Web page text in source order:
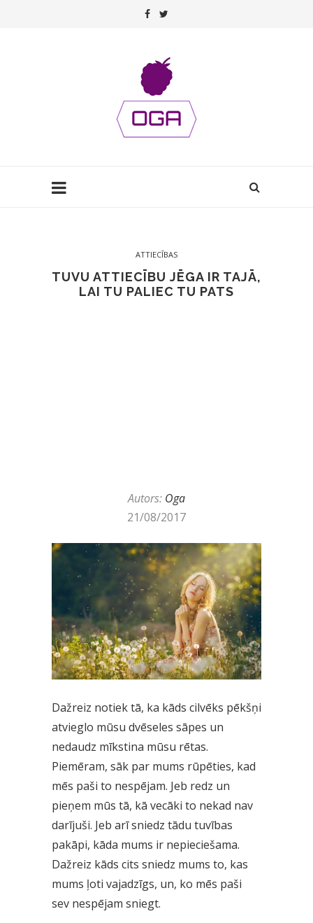
ATTIECĪBAS
TUVU ATTIECĪBU JĒGA IR TAJĀ,
LAI TU PALIEC TU PATS
Autors: Oga
21/08/2017
Dažreiz notiek tā, ka kāds cilvēks pēkšņi
atvieglo mūsu dvēseles sāpes un
nedaudz mīkstina mūsu rētas.
Piemēram, sāk par mums rūpēties, kad
mēs paši to nespējam. Jeb redz un
pieņem mūs tā, kā vecāki to nekad nav
darījuši. Jeb arī sniedz tādu tuvības
pakāpi, kāda mums ir nepieciešama.
Dažreiz kāds cits sniedz mums to, kas
mums ļoti vajadzīgs, un, ko mēs paši
sev nespējam sniegt.